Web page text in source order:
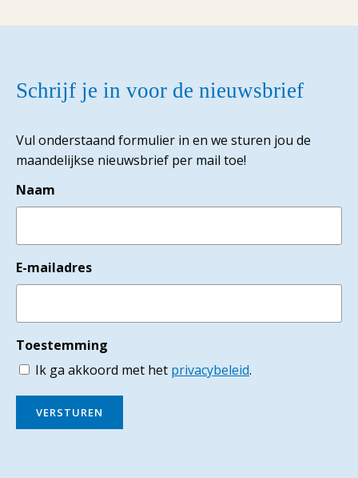
Schrijf je in voor de nieuwsbrief
Vul onderstaand formulier in en we sturen jou de
maandelijkse nieuwsbrief per mail toe!
Naam
E-mailadres
Toestemming
Ik ga akkoord met het privacybeleid.
VERSTUREN